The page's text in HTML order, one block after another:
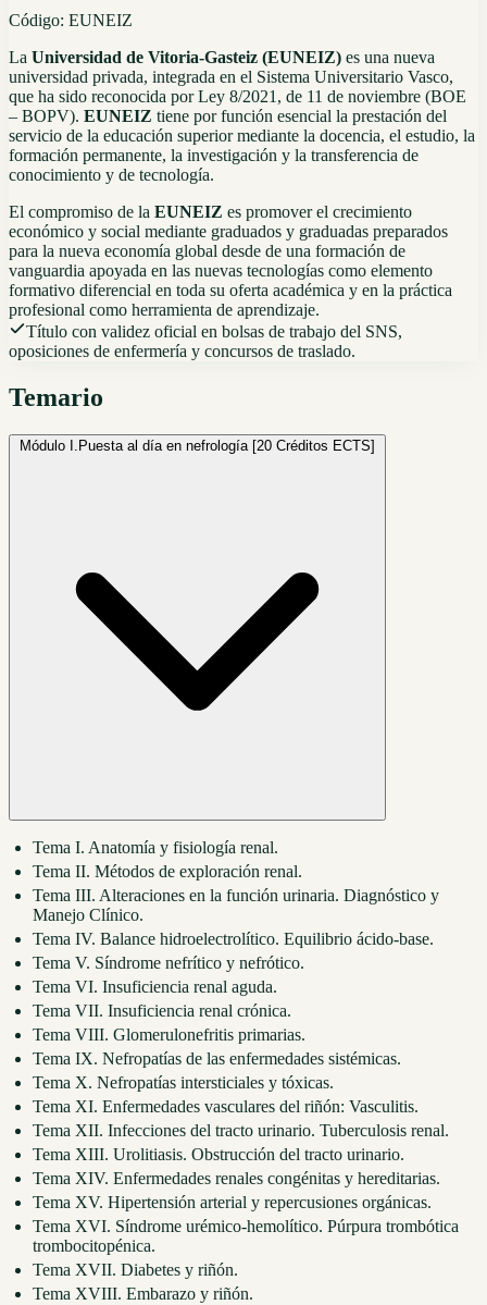
Código: EUNEIZ
La Universidad de Vitoria-Gasteiz (EUNEIZ) es una nueva
universidad privada, integrada en el Sistema Universitario Vasco,
que ha sido reconocida por Ley 8/2021, de 11 de noviembre (BOE
– BOPV). EUNEIZ tiene por función esencial la prestación del
servicio de la educación superior mediante la docencia, el estudio, la
formación permanente, la investigación y la transferencia de
conocimiento y de tecnología.
El compromiso de la EUNEIZ es promover el crecimiento
económico y social mediante graduados y graduadas preparados
para la nueva economía global desde de una formación de
vanguardia apoyada en las nuevas tecnologías como elemento
formativo diferencial en toda su oferta académica y en la práctica
profesional como herramienta de aprendizaje.
Título con validez oficial en bolsas de trabajo del SNS,
oposiciones de enfermería y concursos de traslado.
Temario
Módulo I.
Tema I. Anatomía y fisiología renal.
Tema II. Métodos de exploración renal.
Tema III. Alteraciones en la función urinaria. Diagnóstico y
Manejo Clínico.
Tema IV. Balance hidroelectrolítico. Equilibrio ácido-base.
Tema V. Síndrome nefrítico y nefrótico.
Tema VI. Insuficiencia renal aguda.
Tema VII. Insuficiencia renal crónica.
Tema VIII. Glomerulonefritis primarias.
Tema IX. Nefropatías de las enfermedades sistémicas.
Tema X. Nefropatías intersticiales y tóxicas.
Tema XI. Enfermedades vasculares del riñón: Vasculitis.
Tema XII. Infecciones del tracto urinario. Tuberculosis renal.
Tema XIII. Urolitiasis. Obstrucción del tracto urinario.
Tema XIV. Enfermedades renales congénitas y hereditarias.
Tema XV. Hipertensión arterial y repercusiones orgánicas.
Tema XVI. Síndrome urémico-hemolítico. Púrpura trombótica
trombocitopénica.
Tema XVII. Diabetes y riñón.
Tema XVIII. Embarazo y riñón.